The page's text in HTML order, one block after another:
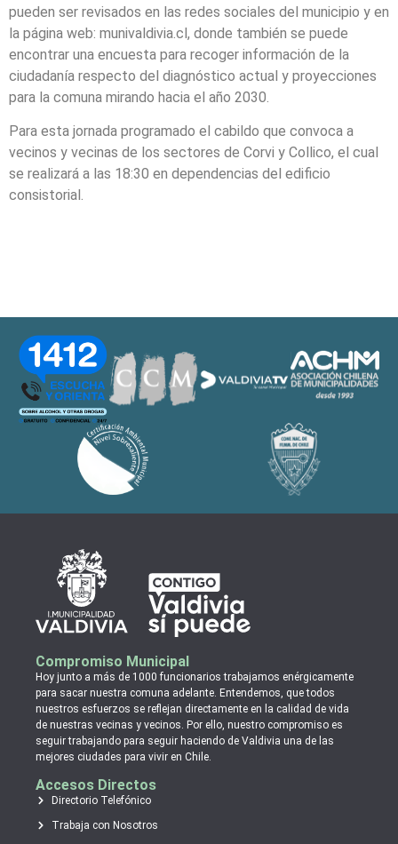
pueden ser revisados en las redes sociales del municipio y en
la página web: munivaldivia.cl, donde también se puede
encontrar una encuesta para recoger información de la
ciudadanía respecto del diagnóstico actual y proyecciones
para la comuna mirando hacia el año 2030.
Para esta jornada programado el cabildo que convoca a
vecinos y vecinas de los sectores de Corvi y Collico, el cual
se realizará a las 18:30 en dependencias del edificio
consistorial.
Compromiso Municipal
Hoy junto a más de 1000 funcionarios trabajamos enérgicamente
para sacar nuestra comuna adelante. Entendemos, que todos
nuestros esfuerzos se reflejan directamente en la calidad de vida
de nuestras vecinas y vecinos. Por ello, nuestro compromiso es
seguir trabajando para seguir haciendo de Valdivia una de las
mejores ciudades para vivir en Chile.
Accesos Directos
Directorio Telefónico
Trabaja con Nosotros